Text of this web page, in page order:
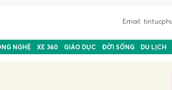
Email:
NGHỆ XE 360 GIÁO DỤC ĐỜI SỐNG DU LỊCH